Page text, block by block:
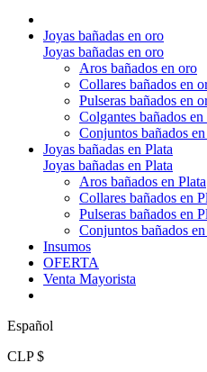
Joyas bañadas en oro
Joyas bañadas en oro
Aros bañados en oro
Collares bañados en
Pulseras bañados en
Colgantes bañados
Conjuntos bañados
Joyas bañadas en Plata
Joyas bañadas en Plata
Aros bañados en Plata
Collares bañados en
Pulseras bañados en
Conjuntos bañados en
Insumos
OFERTA
Venta Mayorista
Español
CLP $